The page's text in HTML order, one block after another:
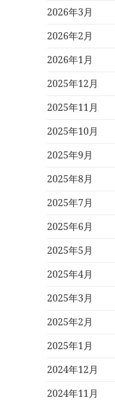
2026年3月
2026年2月
2026年1月
2025年12月
2025年11月
2025年10月
2025年9月
2025年8月
2025年7月
2025年6月
2025年5月
2025年4月
2025年3月
2025年2月
2025年1月
2024年12月
2024年11月